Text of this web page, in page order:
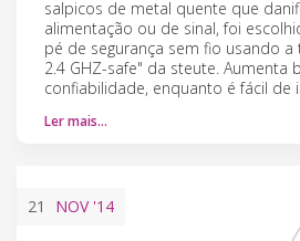
salpicos de metal quente que
alimentação ou de sinal, foi
pé de segurança sem fio usando a
2.4 GHZ-safe" da steute. Aumenta
confiabilidade, enquanto é fácil de
Ler mais…
21 NOV'14